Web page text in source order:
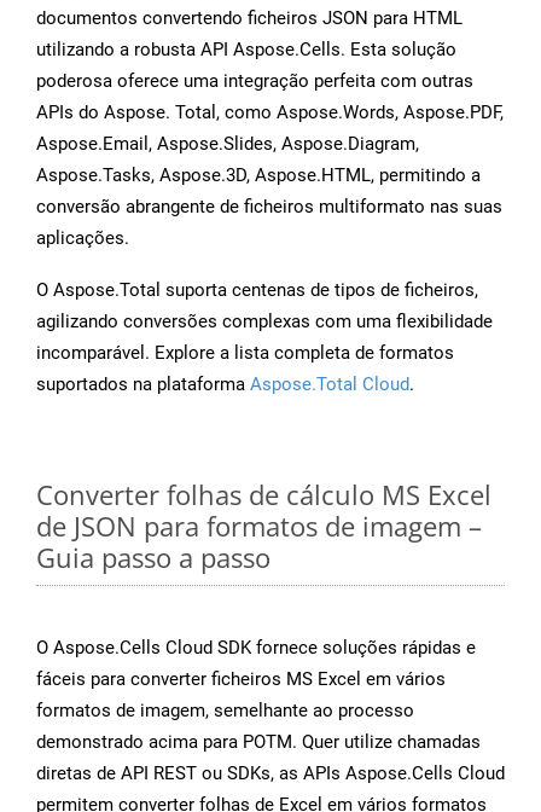
documentos convertendo ficheiros JSON para HTML
utilizando a robusta API Aspose.Cells. Esta solução
poderosa oferece uma integração perfeita com outras
APIs do Aspose. Total, como Aspose.Words, Aspose.PDF,
Aspose.Email, Aspose.Slides, Aspose.Diagram,
Aspose.Tasks, Aspose.3D, Aspose.HTML, permitindo a
conversão abrangente de ficheiros multiformato nas suas
aplicações.
O Aspose.Total suporta centenas de tipos de ficheiros,
agilizando conversões complexas com uma flexibilidade
incomparável. Explore a lista completa de formatos
suportados na plataforma Aspose.Total Cloud.
Converter folhas de cálculo MS Excel
de JSON para formatos de imagem –
Guia passo a passo
O Aspose.Cells Cloud SDK fornece soluções rápidas e
fáceis para converter ficheiros MS Excel em vários
formatos de imagem, semelhante ao processo
demonstrado acima para POTM. Quer utilize chamadas
diretas de API REST ou SDKs, as APIs Aspose.Cells Cloud
permitem converter folhas de Excel em vários formatos